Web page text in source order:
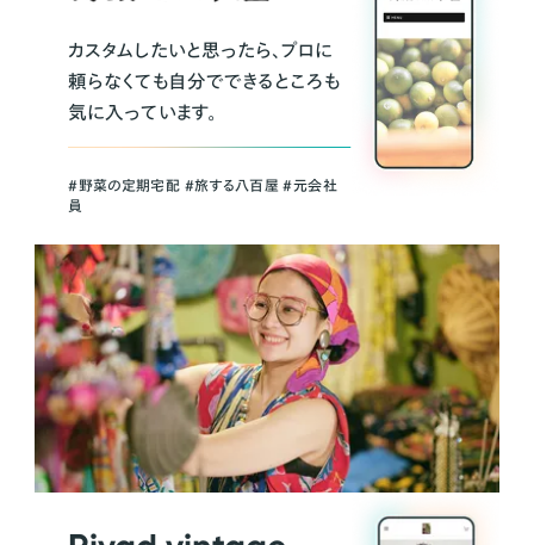
カスタムしたいと思ったら、プロに
頼らなくても自分でできるところも
気に入っています。
＃野菜の定期宅配 ＃旅する八百屋 ＃元会社
員